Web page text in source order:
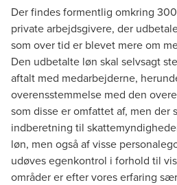
Der findes formentlig omkring
private arbejdsgivere, der
som over tid er blevet mere om
Den udbetalte løn skal selvsagt
aftalt med medarbejderne,
overensstemmelse med den
som disse er omfattet af, men der
indberetning til
løn, men også af visse
udøves egenkontrol i forhold til
områder er efter vores erfaring